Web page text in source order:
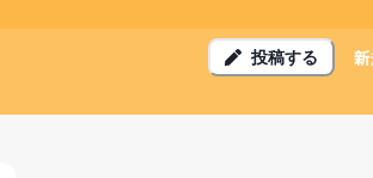
投稿する